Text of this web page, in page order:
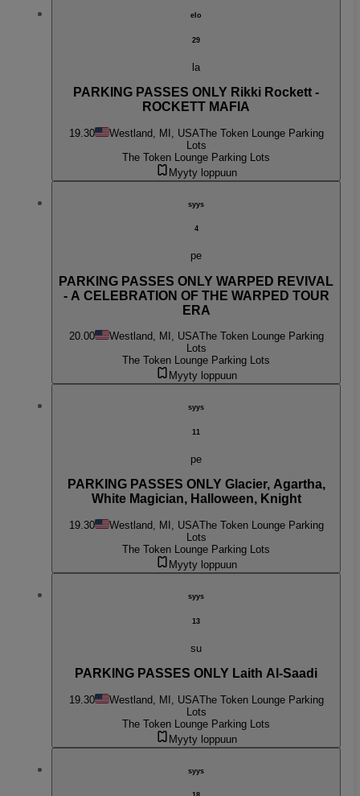
elo
29
la
PARKING PASSES ONLY Rikki Rockett -
ROCKETT MAFIA
19.30 Westland, MI, USAThe Token Lounge Parking
Lots
The Token Lounge Parking Lots
Myyty loppuun
syys
4
pe
PARKING PASSES ONLY WARPED REVIVAL
- A CELEBRATION OF THE WARPED TOUR
ERA
20.00 Westland, MI, USAThe Token Lounge Parking
Lots
The Token Lounge Parking Lots
Myyty loppuun
syys
11
pe
PARKING PASSES ONLY Glacier, Agartha,
White Magician, Halloween, Knight
19.30 Westland, MI, USAThe Token Lounge Parking
Lots
The Token Lounge Parking Lots
Myyty loppuun
syys
13
su
PARKING PASSES ONLY Laith Al-Saadi
19.30 Westland, MI, USAThe Token Lounge Parking
Lots
The Token Lounge Parking Lots
Myyty loppuun
syys